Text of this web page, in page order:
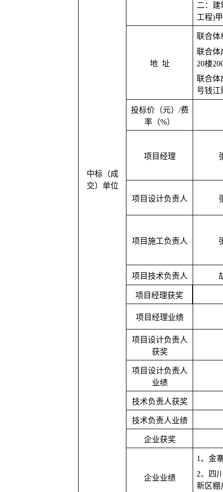
中标（成
交）单位
二：建
工程)
地 址
联合体
联合体
20楼
联合体
号钱江
投标价（元） /费
率（%）
项目经理
项目设计负责人
项目施工负责人
项目技术负责人
项目经理获奖
项目经理业绩
项目设计负责人
获奖
项目设计负责人
业绩
技术负责人获奖
技术负责人业绩
企业获奖
企业业绩
1 、金
2、四
新区棚